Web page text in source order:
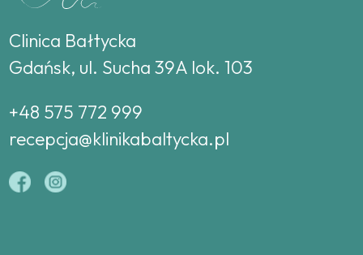
Clinica Bałtycka
Gdańsk, ul. Sucha 39A lok. 103
+48 575 772 999
recepcja@klinikabaltycka.pl